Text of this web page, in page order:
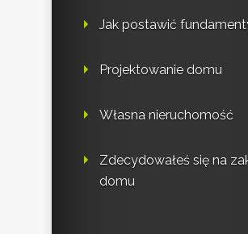
Jak postawić
Projektowanie domu
Własna nieruchomość
Zdecydowałeś się na
domu